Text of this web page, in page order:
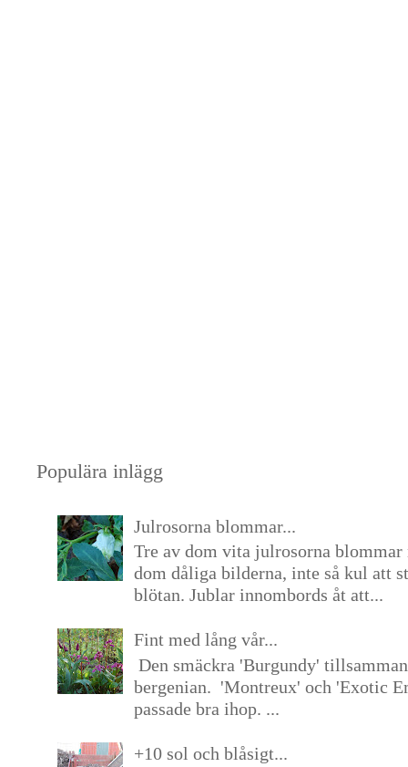
Populära inlägg
Julrosorna blommar...
Tre av dom vita julrosorna blommar
dom dåliga bilderna, inte så kul att
blötan. Jublar innombords åt att...
Fint med lång vår...
Den smäckra 'Burgundy'
bergenian. 'Montreux' och 'Exotic
passade bra ihop. ...
+10 sol och blåsigt...